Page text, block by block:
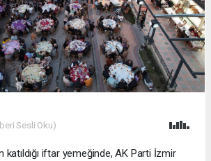
Sesli Oku)
katıldığı iftar yemeğinde, AK Parti İzmir